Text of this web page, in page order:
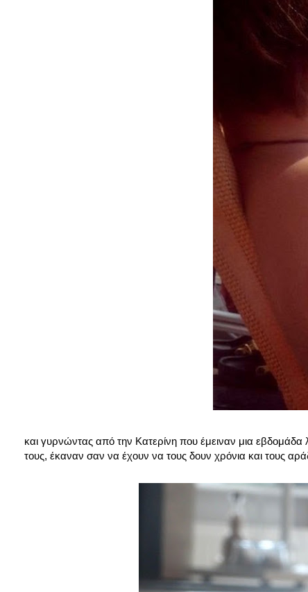
και γυρνώντας από την Κατερίνη που έμειναν μια εβδομάδα
τους, έκαναν σαν να έχουν να τους δουν χρόνια και τους